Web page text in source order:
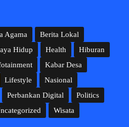
Agama
Berita Lokal
Hidup Health
Hiburan
Kabar Desa
Lifestyle
Nasional
Perbankan Digital
Politics
Wisata